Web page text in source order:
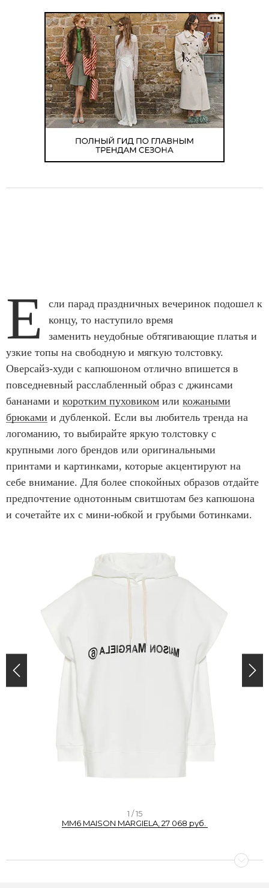
Е
сли парад праздничных вечеринок подошел к
концу, то наступило время
заменить неудобные обтягивающие платья и
узкие топы на свободную и мягкую толстовку.
Оверсайз-худи с капюшоном отлично впишется в
повседневный расслабленный образ с джинсами
бананами и коротким пуховиком или кожаными
брюками и дубленкой. Если вы любитель тренда на
логоманию, то выбирайте яркую толстовку с
крупными лого брендов или оригинальными
принтами и картинками, которые акцентируют на
себе внимание. Для более спокойных образов отдайте
предпочтение однотонным свитшотам без капюшона
и сочетайте их с мини-юбкой и грубыми ботинками.
m
1 / 15
MM6 MAISON MARGIELA, 27 068 руб.